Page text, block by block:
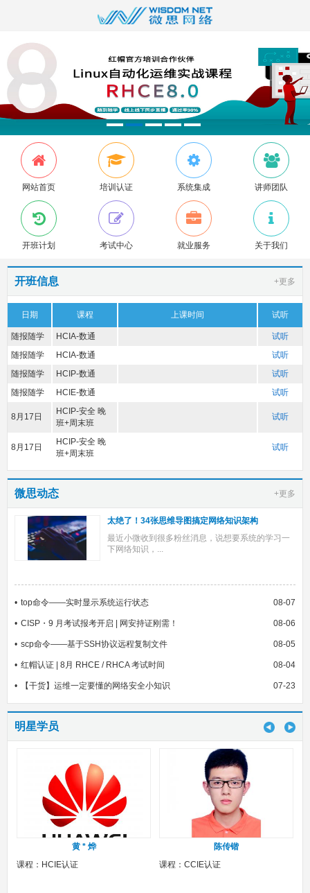
网站首页 培训认证 系统集成 讲师团队
开班计划 考试中心 就业服务 关于我们
开班信息 +更多
日期 课程 上课时间 试听
随报随学 HCIA-数通
试听
随报随学
HCIA-数通
试听
随报随学
HCIP-数通
试听
随报随学
HCIE-数通 试听
8月17日
HCIP-安全 晚
班+周末班
试听
8月17日
HCIP-安全 晚
班+周末班
试听
微思动态 +更多
太绝了！34张思维导图搞定网络知识架构
最近小微收到很多粉丝消息，说想要系统的学习一
下网络知识，...
top命令——实时显示系统运行状态 08-07
CISP・9 月考试报考开启 | 网安持证刚需！ 08-06
scp命令——基于SSH协议远程复制文件 08-05
红帽认证 | 8月 RHCE / RHCA 考试时间 08-04
【干货】运维一定要懂的网络安全小知识 07-23
明星学员
黄 * 烨
课程：HCIE认证
陈传锴
课程：CCIE认证